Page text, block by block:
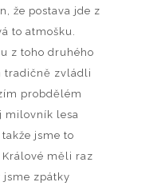
že postava jde z
to atmošku.
z toho druhého
tradičně zvládli
probdělém
milovník lesa
jsme to
Králové měli raz
jsme zpátky